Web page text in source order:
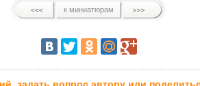
к миниатюрам